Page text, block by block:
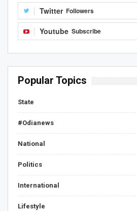
Twitter Followers
Youtube Subscribe
Popular Topics
State
#Odianews
National
Politics
International
Lifestyle